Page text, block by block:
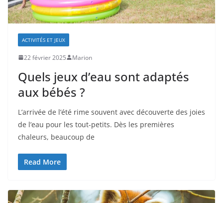
ACTIVITÉS ET JEUX
22 février 2025 Marion
Quels jeux d’eau sont adaptés
aux bébés ?
L’arrivée de l’été rime souvent avec découverte des joies
de l’eau pour les tout-petits. Dès les premières
chaleurs, beaucoup de
Read More